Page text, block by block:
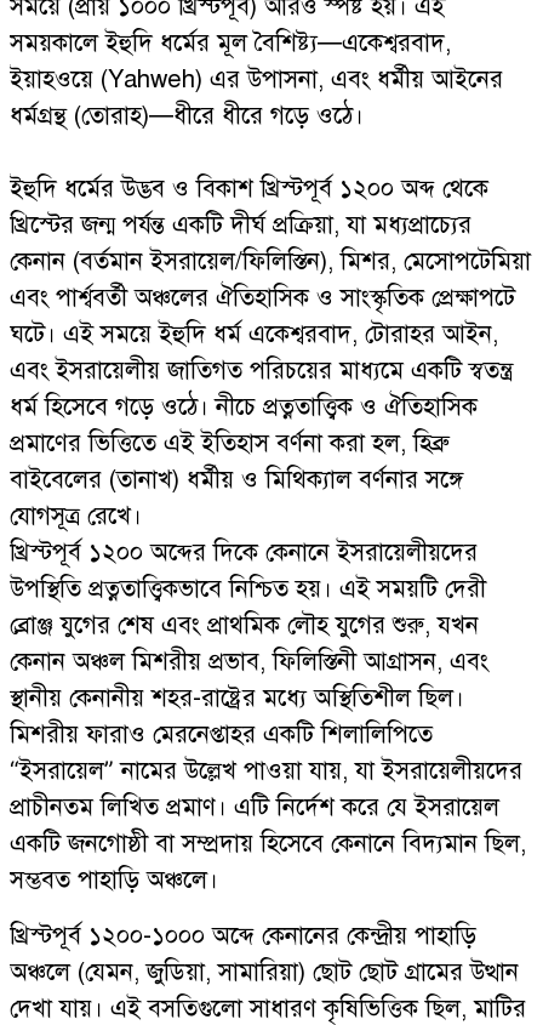
সময়ে (প্রায় ১০০০ খ্রিস্টপূর্ব) আরও স্পষ্ট হয়। এই
সময়কালে ইহুদি ধর্মের মূল বৈশিষ্ট্য—একেশ্বরবাদ,
ইয়াহওয়ে (Yahweh) এর উপাসনা, এবং ধর্মীয় আইনের
ধর্মগ্রন্থ (তোরাহ)—ধীরে ধীরে গড়ে ওঠে।
ইহুদি ধর্মের উদ্ভব ও বিকাশ খ্রিস্টপূর্ব ১২০০ অব্দ থেকে
খ্রিস্টের জন্ম পর্যন্ত একটি দীর্ঘ প্রক্রিয়া, যা মধ্যপ্রাচ্যের
কেনান (বর্তমান ইসরায়েল/ফিলিস্তিন), মিশর, মেসোপটেমিয়া
এবং পার্শ্ববর্তী অঞ্চলের ঐতিহাসিক ও সাংস্কৃতিক প্রেক্ষাপটে
ঘটে। এই সময়ে ইহুদি ধর্ম একেশ্বরবাদ, টোরাহর আইন,
এবং ইসরায়েলীয় জাতিগত পরিচয়ের মাধ্যমে একটি স্বতন্ত্র
ধর্ম হিসেবে গড়ে ওঠে। নীচে প্রত্নতাত্ত্বিক ও ঐতিহাসিক
প্রমাণের ভিত্তিতে এই ইতিহাস বর্ণনা করা হল, হিব্রু
বাইবেলের (তানাখ) ধর্মীয় ও মিথিক্যাল বর্ণনার সঙ্গে
যোগসূত্র রেখে।
খ্রিস্টপূর্ব ১২০০ অব্দের দিকে কেনানে ইসরায়েলীয়দের
উপস্থিতি প্রত্নতাত্ত্বিকভাবে নিশ্চিত হয়। এই সময়টি দেরী
ব্রোঞ্জ যুগের শেষ এবং প্রাথমিক লৌহ যুগের শুরু, যখন
কেনান অঞ্চল মিশরীয় প্রভাব, ফিলিস্তিনী আগ্রাসন, এবং
স্থানীয় কেনানীয় শহর-রাষ্ট্রের মধ্যে অস্থিতিশীল ছিল।
মিশরীয় ফারাও মেরনেপ্তাহর একটি শিলালিপিতে
“ইসরায়েল” নামের উল্লেখ পাওয়া যায়, যা ইসরায়েলীয়দের
প্রাচীনতম লিখিত প্রমাণ। এটি নির্দেশ করে যে ইসরায়েল
একটি জনগোষ্ঠী বা সম্প্রদায় হিসেবে কেনানে বিদ্যমান ছিল,
সম্ভবত পাহাড়ি অঞ্চলে।
খ্রিস্টপূর্ব ১২০০-১০০০ অব্দে কেনানের কেন্দ্রীয় পাহাড়ি
অঞ্চলে (যেমন, জুডিয়া, সামারিয়া) ছোট ছোট গ্রামের উত্থান
দেখা যায়। এই বসতিগুলো সাধারণ কৃষিভিত্তিক ছিল, মাটির